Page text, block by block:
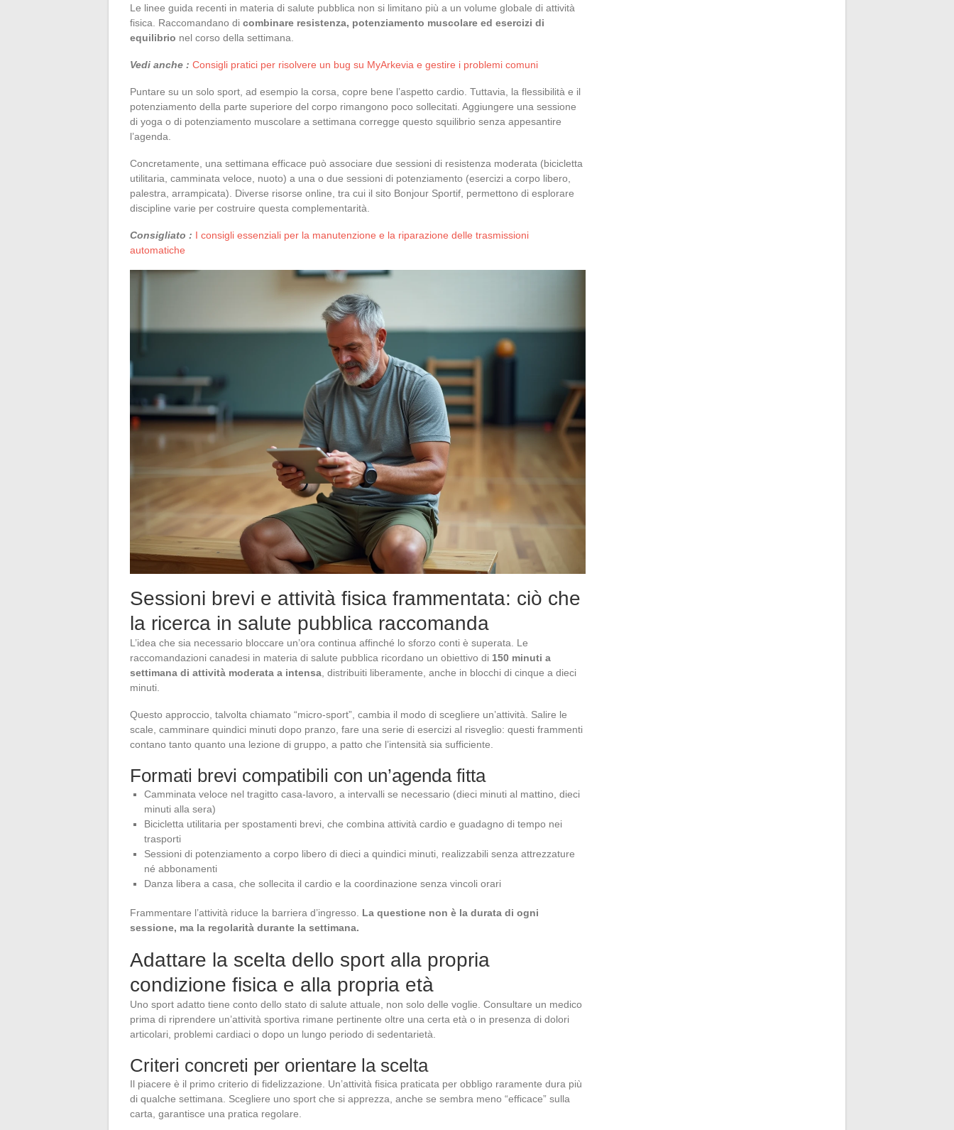
Le linee guida recenti in materia di salute pubblica non si limitano più a un volume globale di attività
fisica. Raccomandano di combinare resistenza, potenziamento muscolare ed esercizi di
equilibrio nel corso della settimana.
Vedi anche : Consigli pratici per risolvere un bug su MyArkevia e gestire i problemi comuni
Puntare su un solo sport, ad esempio la corsa, copre bene l’aspetto cardio. Tuttavia, la flessibilità e il
potenziamento della parte superiore del corpo rimangono poco sollecitati. Aggiungere una sessione
di yoga o di potenziamento muscolare a settimana corregge questo squilibrio senza appesantire
l’agenda.
Concretamente, una settimana efficace può associare due sessioni di resistenza moderata (bicicletta
utilitaria, camminata veloce, nuoto) a una o due sessioni di potenziamento (esercizi a corpo libero,
palestra, arrampicata). Diverse risorse online, tra cui il sito Bonjour Sportif, permettono di esplorare
discipline varie per costruire questa complementarità.
Consigliato : I consigli essenziali per la manutenzione e la riparazione delle trasmissioni
automatiche
Sessioni brevi e attività fisica frammentata: ciò che
la ricerca in salute pubblica raccomanda
L’idea che sia necessario bloccare un’ora continua affinché lo sforzo conti è superata. Le
raccomandazioni canadesi in materia di salute pubblica ricordano un obiettivo di 150 minuti a
settimana di attività moderata a intensa , distribuiti liberamente, anche in blocchi di cinque a dieci
minuti.
Questo approccio, talvolta chiamato “micro-sport”, cambia il modo di scegliere un’attività. Salire le
scale, camminare quindici minuti dopo pranzo, fare una serie di esercizi al risveglio: questi frammenti
contano tanto quanto una lezione di gruppo, a patto che l’intensità sia sufficiente.
Formati brevi compatibili con un’agenda fitta
Camminata veloce nel tragitto casa-lavoro, a intervalli se necessario (dieci minuti al mattino, dieci
minuti alla sera)
Bicicletta utilitaria per spostamenti brevi, che combina attività cardio e guadagno di tempo nei
trasporti
Sessioni di potenziamento a corpo libero di dieci a quindici minuti, realizzabili senza attrezzature
né abbonamenti
Danza libera a casa, che sollecita il cardio e la coordinazione senza vincoli orari
Frammentare l’attività riduce la barriera d’ingresso. La questione non è la durata di ogni
sessione, ma la regolarità durante la settimana.
Adattare la scelta dello sport alla propria
condizione fisica e alla propria età
Uno sport adatto tiene conto dello stato di salute attuale, non solo delle voglie. Consultare un medico
prima di riprendere un’attività sportiva rimane pertinente oltre una certa età o in presenza di dolori
articolari, problemi cardiaci o dopo un lungo periodo di sedentarietà.
Criteri concreti per orientare la scelta
Il piacere è il primo criterio di fidelizzazione. Un’attività fisica praticata per obbligo raramente dura più
di qualche settimana. Scegliere uno sport che si apprezza, anche se sembra meno “efficace” sulla
carta, garantisce una pratica regolare.